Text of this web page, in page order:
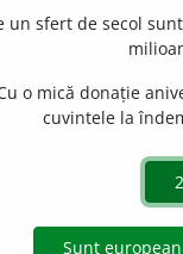
A
a complini.
un sfert de secol
o mică donație
cuvintele la